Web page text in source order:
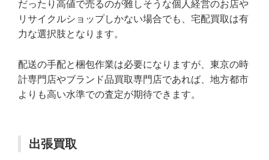
だったり高値で売るのが難しそうな個人経営のお店や
リサイクルショップしかない場合でも、宅配買取は有
力な選択肢となります。
配送の手配と梱包作業は必要になりますが、東京の時
計専門店やブランド品買取専門店であれば、地方都市
よりも高い水準での査定が期待できます。
出張買取